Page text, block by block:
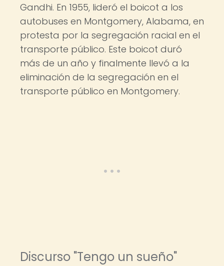
Gandhi. En 1955, lideró el boicot a los
autobuses en Montgomery, Alabama, en
protesta por la segregación racial en el
transporte público. Este boicot duró
más de un año y finalmente llevó a la
eliminación de la segregación en el
transporte público en Montgomery.
Discurso "Tengo un sueño"